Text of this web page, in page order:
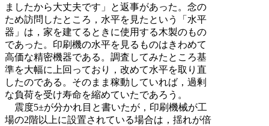
ましたから大丈夫です」と返事があった。念の
ため訪問したところ，水平を見たという「水平
器」は，家を建てるときに使用する木製のもの
であった。印刷機の水平を見るものはきわめて
高価な精密機器である。調査してみたところ基
準を大幅に上回っており，改めて水平を取り直
したのである。そのまま稼動していれば，過剰
な負荷を受け寿命を縮めていたであろう。
震度5±が分かれ目と書いたが，印刷機械が工
場の2階以上に設置されている場合は，揺れが倍